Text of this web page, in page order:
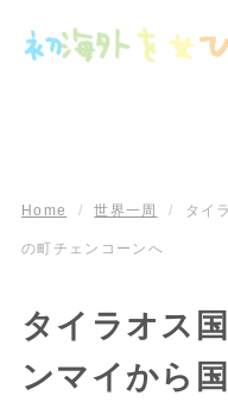
Home / 世界一周 / タイ
の町チェンコーンへ
タイラオス
ンマイから